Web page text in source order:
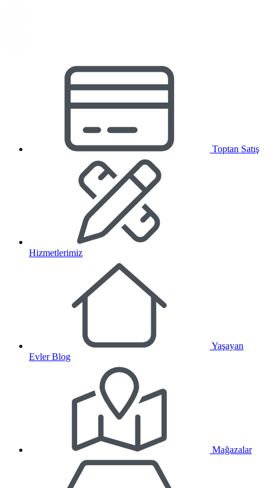
Toptan Satış
Hizmetlerimiz
Yaşayan
Evler Blog
Mağazalar